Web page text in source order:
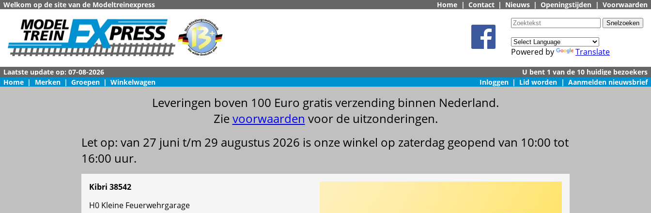
Welkom op de site van de Modeltreinexpress Home | Contact | Nieuws | Openingstijden | Voorwaarden
Powered by Translate
Home | Merken | Groepen | Winkelwagen Inloggen | Lid worden | Aanmelden nieuwsbrief
Leveringen boven 100 Euro gratis verzending binnen Nederland.
Zievoorwaarden voor de uitzonderingen.
Let op: van 27 juni t/m 29 augustus 2026 is onze winkel op zaterdag geopend van 10:00 tot
16:00 uur.
Kibri 38542
H0 Kleine Feuerwehrgarage